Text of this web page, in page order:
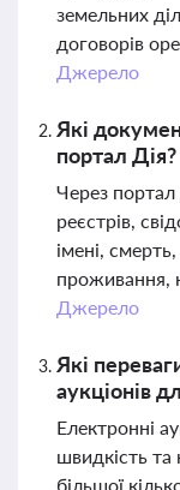
земельних
договорів
Джерело
Які
портал Дія?
Через
реєстрів,
імені,
проживання,
Джерело
Які
аукціонів
Електронні
швидкість
більшої